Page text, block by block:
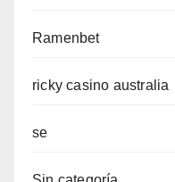
Ramenbet
ricky casino australia
se